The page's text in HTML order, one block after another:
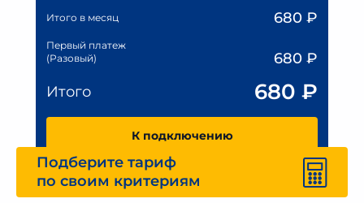
Итого в месяц 680 ₽
Первый платеж
(Разовый)
680 ₽
Итого
680 ₽
К подключению
Подберите тариф
по своим критериям